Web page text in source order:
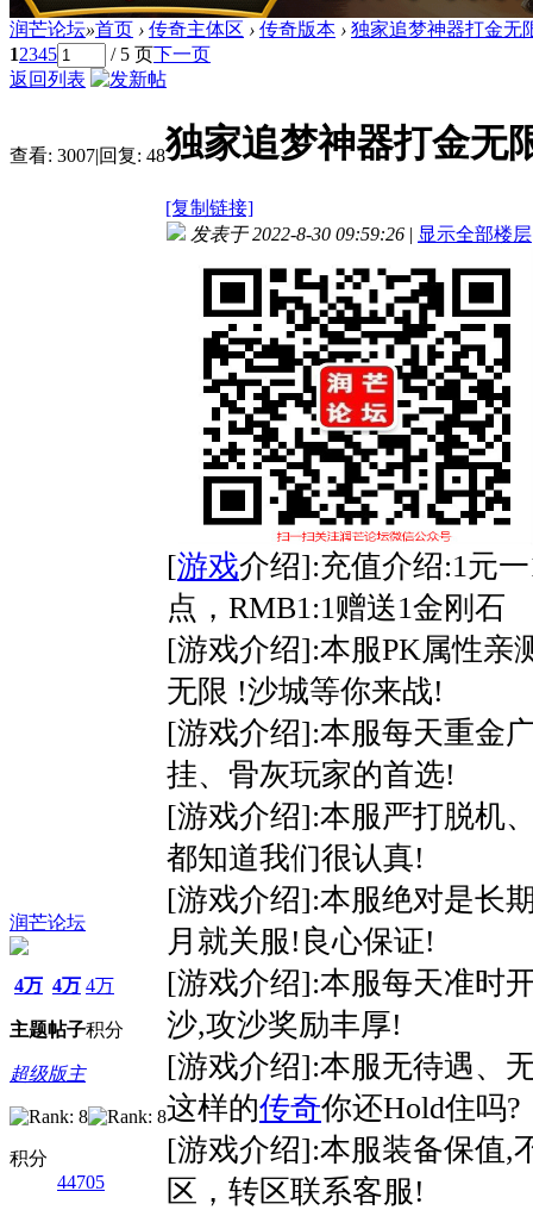
润芒论坛»首页 › 传奇主体区 › 传奇版本 › 独家追梦神器打金无
12345 / 5 页下一页
返回列表
查看: 3007|回复: 48独家追梦神器打金无
[复制链接]
润芒论坛
4万
主题
4万
帖子
4万
积分
超级版主
积分
44705
发表于 2022-8-30 09:59:26 | 显示全部楼层
[游戏介绍]:充值介绍:1元
点，RMB1:1赠送1金刚石
[游戏介绍]:本服PK属性亲
无限 !沙城等你来战!
[游戏介绍]:本服每天重金
挂、骨灰玩家的首选!
[游戏介绍]:本服严打脱机
都知道我们很认真!
[游戏介绍]:本服绝对是长
月就关服!良心保证!
[游戏介绍]:本服每天准时
沙,攻沙奖励丰厚!
[游戏介绍]:本服无待遇、
这样的传奇你还Hold住吗?
[游戏介绍]:本服装备保值,
区，转区联系客服!